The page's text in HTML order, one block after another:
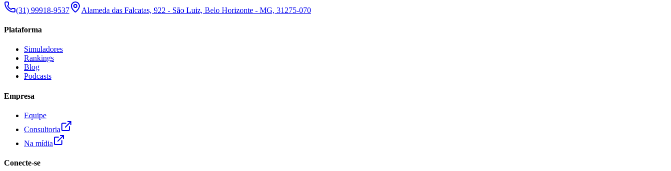
(31) 99918-9537 Alameda das Falcatas, 922 - São Luiz, Belo Horizonte - MG, 31275-070
Plataforma
Simuladores
Rankings
Blog
Podcasts
Empresa
Equipe
Consultoria
Na mídia
Conecte-se